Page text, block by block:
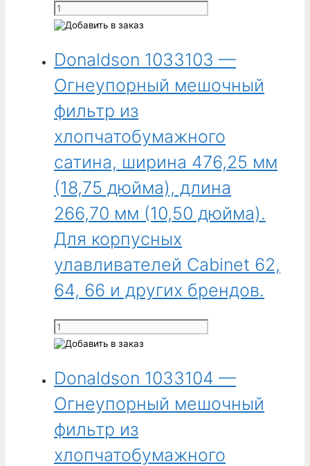
Количество
товара
1033102
Огнеупорный
мешочный
фильтр
из
хлопчатобумажного
сатина,
ширина
323,85 мм
(12,75 дюйма),
длина
(7,50 дюйма).
Для
улавливателей
Cabinet
54
и
других
брендов.
Donaldson 1033103 —
Огнеупорный мешочный
фильтр из
хлопчатобумажного
сатина, ширина 476,25 мм
(18,75 дюйма), длина
266,70 мм (10,50 дюйма).
Для корпусных
улавливателей Cabinet 62,
64, 66 и других брендов.
Количество
товара
1033103
-
Огнеупорный
мешочный
фильтр
из
Donaldson 1033104 —
Огнеупорный мешочный
фильтр из
хлопчатобумажного